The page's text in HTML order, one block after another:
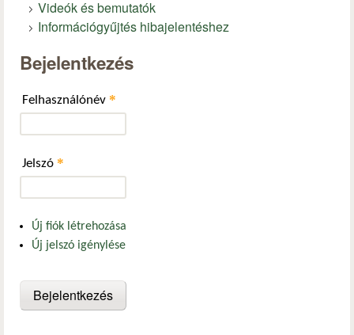
Videók és bemutatók
Információgyűjtés hibajelentéshez
Bejelentkezés
Felhasználónév *
Jelszó *
Új fiók létrehozása
Új jelszó igénylése